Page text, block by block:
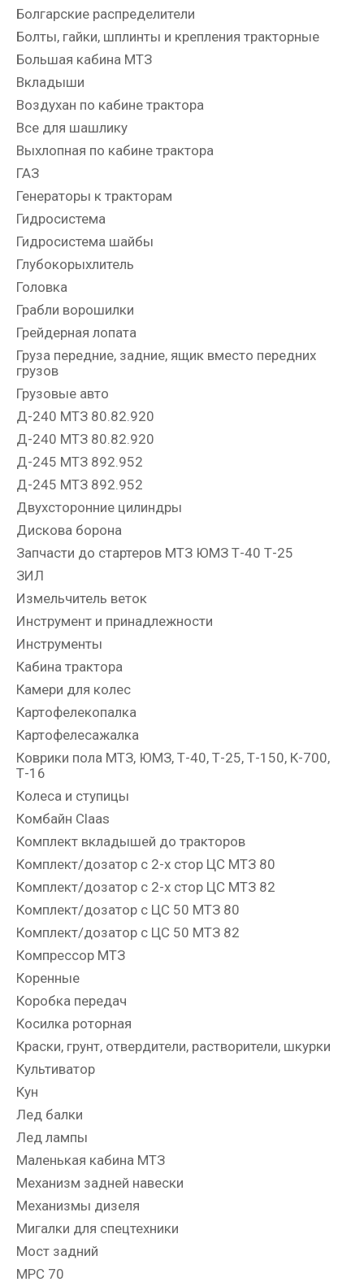
Болгарские распределители
Болты, гайки, шплинты и крепления тракторные
Большая кабина МТЗ
Вкладыши
Воздухан по кабине трактора
Все для шашлику
Выхлопная по кабине трактора
ГАЗ
Генераторы к тракторам
Гидросистема
Гидросистема шайбы
Глубокорыхлитель
Головка
Грабли ворошилки
Грейдерная лопата
Груза передние, задние, ящик вместо передних
грузов
Грузовые авто
Д-240 МТЗ 80.82.920
Д-240 МТЗ 80.82.920
Д-245 МТЗ 892.952
Д-245 МТЗ 892.952
Двухсторонние цилиндры
Дискова борона
Запчасти до стартеров МТЗ ЮМЗ Т-40 Т-25
ЗИЛ
Измельчитель веток
Инструмент и принадлежности
Инструменты
Кабина трактора
Камери для колес
Картофелекопалка
Картофелесажалка
Коврики пола МТЗ, ЮМЗ, Т-40, Т-25, Т-150, К-700,
Т-16
Колеса и ступицы
Комбайн Claas
Комплект вкладышей до тракторов
Комплект/дозатор с 2-х стор ЦС МТЗ 80
Комплект/дозатор с 2-х стор ЦС МТЗ 82
Комплект/дозатор с ЦС 50 МТЗ 80
Комплект/дозатор с ЦС 50 МТЗ 82
Компрессор МТЗ
Коренные
Коробка передач
Косилка роторная
Краски, грунт, отвердители, растворители, шкурки
Культиватор
Кун
Лед балки
Лед лампы
Маленькая кабина МТЗ
Механизм задней навески
Механизмы дизеля
Мигалки для спецтехники
Мост задний
МРС 70